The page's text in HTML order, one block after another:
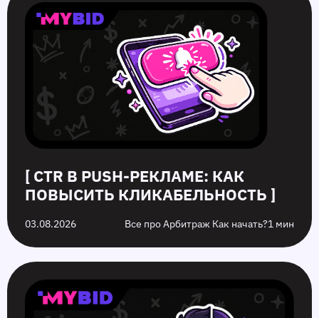
[ CTR В PUSH-РЕКЛАМЕ: КАК
ПОВЫСИТЬ КЛИКАБЕЛЬНОСТЬ ]
03.08.2026 Все про Арбитраж Как начать?1 мин